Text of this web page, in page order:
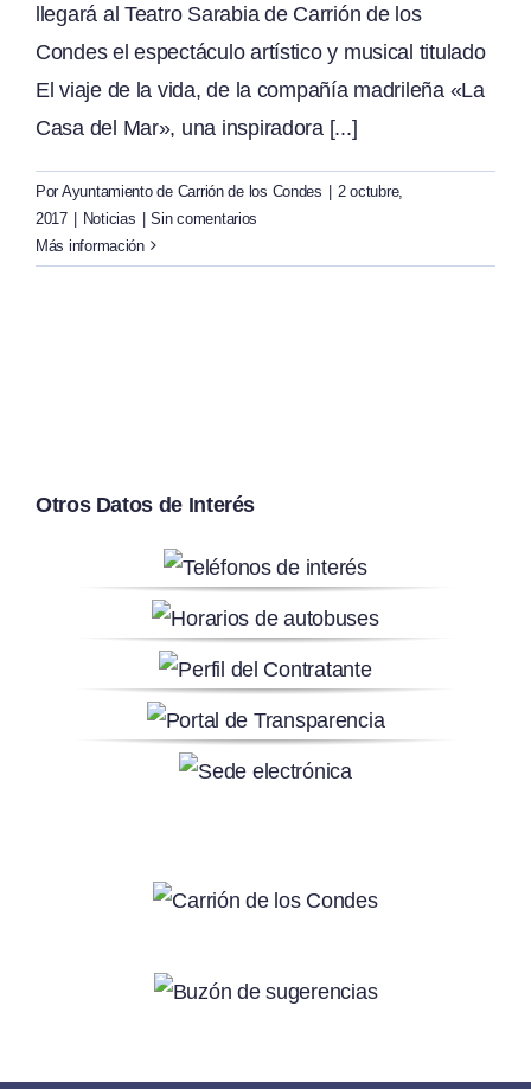
llegará al Teatro Sarabia de Carrión de los
Condes el espectáculo artístico y musical titulado
El viaje de la vida, de la compañía madrileña «La
Casa del Mar», una inspiradora [...]
Por Ayuntamiento de Carrión de los Condes
2 octubre,
2017
Noticias
Sin comentarios
Más información
Otros Datos de Interés